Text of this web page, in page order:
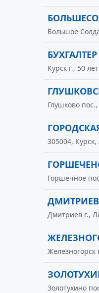
Большое
БУХГАЛТЕР
Курск г., 50
Глушково
305004,
Горшечное
Дмитриев г.,
Железногорск
Золотухино